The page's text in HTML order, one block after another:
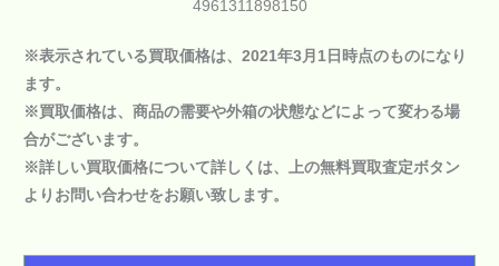
4961311898150
※表示されている買取価格は、2021年3月1日時点のものになり
ます。
※買取価格は、商品の需要や外箱の状態などによって変わる場
合がございます。
※詳しい買取価格について詳しくは、上の無料買取査定ボタン
よりお問い合わせをお願い致します。